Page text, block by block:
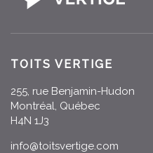
TOITS VERTIGE
255, rue Benjamin-Hudon
Montréal, Québec
H4N 1J3
info@toitsvertige.com